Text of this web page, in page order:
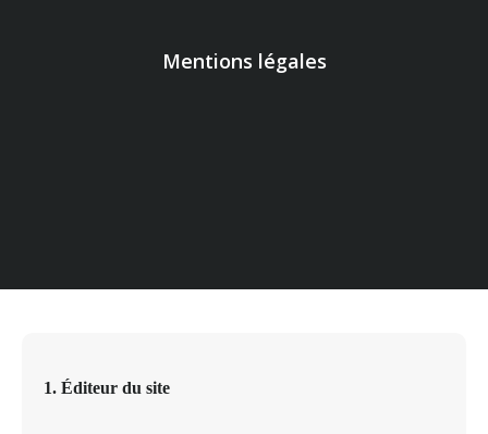
Mentions légales
1. Éditeur du site